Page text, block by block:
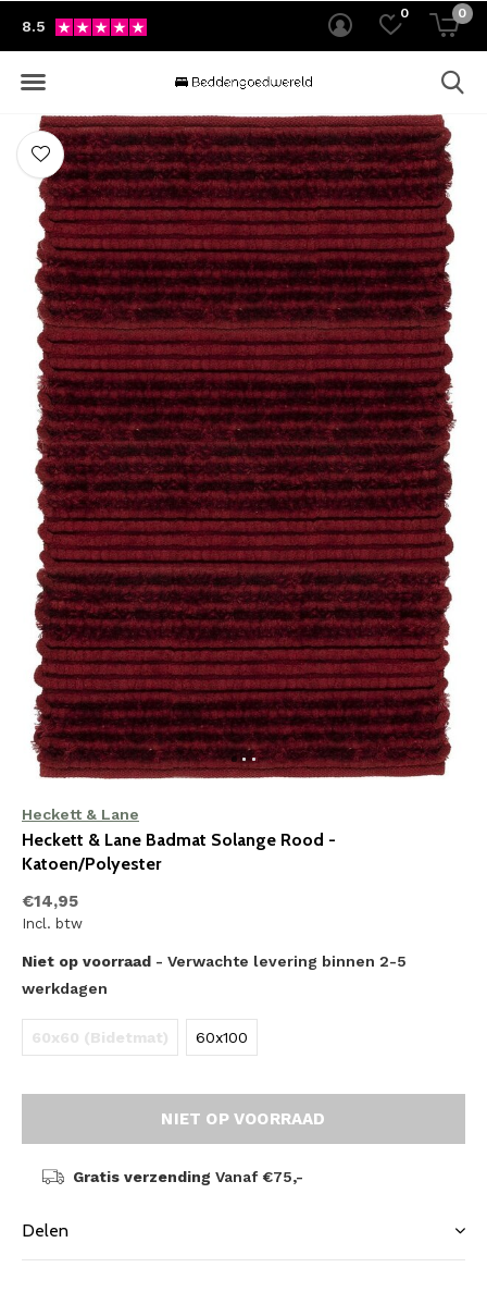
0 0
8.5
Heckett & Lane
Heckett & Lane Badmat Solange Rood -
Katoen/Polyester
€14,95
Incl. btw
Niet op voorraad - Verwachte levering binnen 2-5
werkdagen
60x60 (Bidetmat) 60x100
NIET OP VOORRAAD
Gratis verzending Vanaf €75,-
Delen